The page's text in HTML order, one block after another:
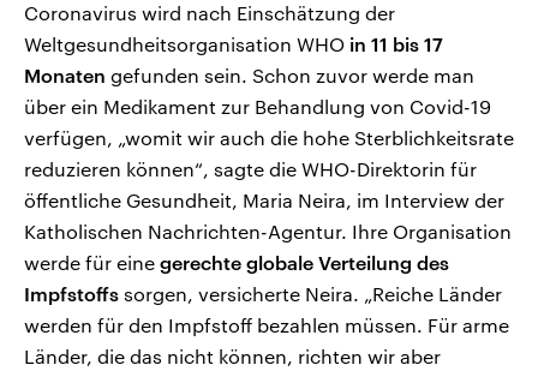
Coronavirus wird nach Einschätzung der
Weltgesundheitsorganisation WHO in 11 bis 17
Monaten gefunden sein. Schon zuvor werde man
über ein Medikament zur Behandlung von Covid-19
verfügen, „womit wir auch die hohe Sterblichkeitsrate
reduzieren können“, sagte die WHO-Direktorin für
öffentliche Gesundheit, Maria Neira, im Interview der
Katholischen Nachrichten-Agentur. Ihre Organisation
werde für eine gerechte globale Verteilung des
Impfstoffs sorgen, versicherte Neira. „Reiche Länder
werden für den Impfstoff bezahlen müssen. Für arme
Länder, die das nicht können, richten wir aber